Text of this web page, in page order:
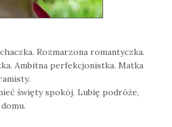
Rozmarzona romantyczka.
Ambitna perfekcjonistka. Matka
święty spokój. Lubię podróże,